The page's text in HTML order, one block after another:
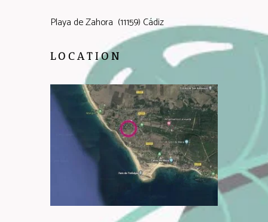
Playa de Zahora (11159) Cádiz
LOCATION